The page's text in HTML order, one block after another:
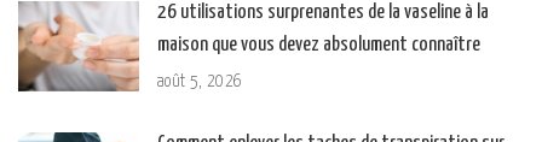
26 utilisations surprenantes de la vaseline à la
maison que vous devez absolument connaître
août 5, 2026